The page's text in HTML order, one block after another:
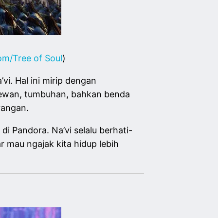
Tree of Soul)
Hal ini mirip dengan
tumbuhan, bahkan benda
Pandora. Na’vi selalu berhati-
mau ngajak kita hidup lebih